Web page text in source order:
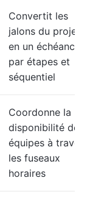
Convertit les
jalons du projet
en un échéancier
par étapes et
séquentiel
Coordonne la
disponibilité des
équipes à
les fuseaux
horaires